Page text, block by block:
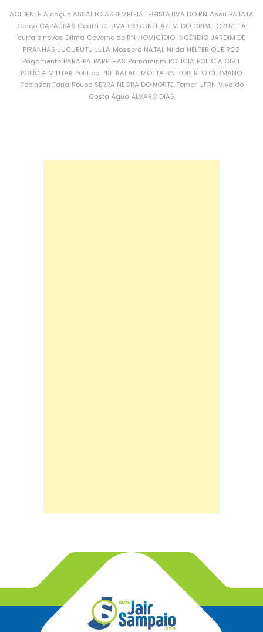
ACIDENTE Alcaçuz ASSALTO ASSEMBLEIA LEGISLATIVA DO RN Assu BATATA
Caicó CARAÚBAS Ceará CHUVA CORONEL AZEVEDO CRIME CRUZETA
currais novos Dilma Governo do RN HOMICÍDIO INCÊNDIO JARDIM DE
PIRANHAS JUCURUTU LULA Mossoró NATAL Nilda NÉLTER QUEIROZ
Pagamento PARAÍBA PARELHAS Parnamirim POLÍCIA POLÍCIA CIVIL
POLÍCIA MILITAR Política PRF RAFAEL MOTTA RN ROBERTO GERMANO
Robinson Faria Roubo SERRA NEGRA DO NORTE Temer UFRN Vivaldo
Costa Água ÁLVARO DIAS